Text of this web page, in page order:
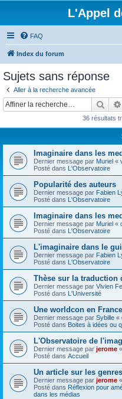
L'Appel
FAQ
Index du forum
Sujets sans réponse
Aller à la recherche avancée
36 résultats
Imaginaire dans les
Dernier message par Muriel «
Posté dans L'Observatoire
Popularité des auteurs
Dernier message par Fabien
Posté dans L'Observatoire
Imaginaire dans les
Dernier message par Muriel «
Posté dans L'Observatoire
L'imaginaire dans le
Dernier message par Fabien
Posté dans L'Observatoire
Thèse sur la traduction
Dernier message par Vivien
Posté dans L'Université
Une worldcon en
Dernier message par Sybille «
Posté dans Boites à idées ou
L'Observatoire de
Dernier message par jerome «
Posté dans Accueil
Un article sur les genres
Dernier message par jerome «
Posté dans Réflexion pour
dans les médias